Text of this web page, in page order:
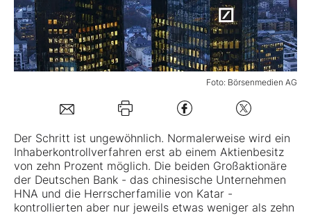
Mein B:O
Mein Konto
Folgen Sie uns
Kontakt
Foto: Börsenmedien AG
Der Schritt ist ungewöhnlich. Normalerweise wird ein
Inhaberkontrollverfahren erst ab einem Aktienbesitz
von zehn Prozent möglich. Die beiden Großaktionäre
der Deutschen Bank - das chinesische Unternehmen
HNA und die Herrscherfamilie von Katar -
kontrollierten aber nur jeweils etwas weniger als zehn